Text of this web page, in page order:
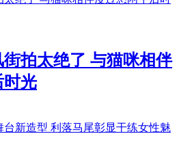
拍太绝了 与猫咪相伴
时光